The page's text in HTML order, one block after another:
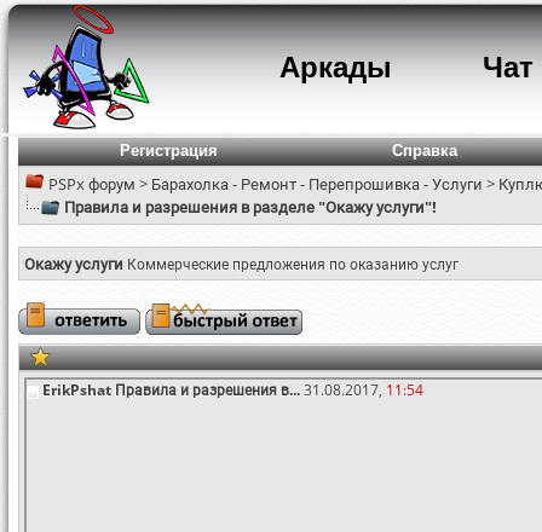
Аркады Чат
Регистрация Справка
PSPx форум > Барахолка - Ремонт - Перепрошивка - Услуги >
Правила и разрешения в разделе "Окажу услуги"!
Окажу услуги Коммерческие предложения по оказанию услуг
ErikPshat Правила и разрешения в...31.08.2017, 11:54